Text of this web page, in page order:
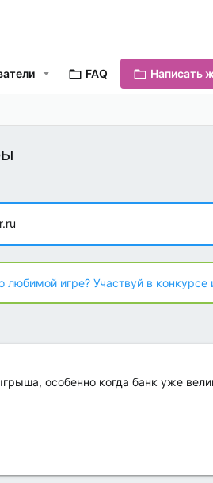
FAQ Написать
любимой игре? Участвуй в
особенно когда банк уже